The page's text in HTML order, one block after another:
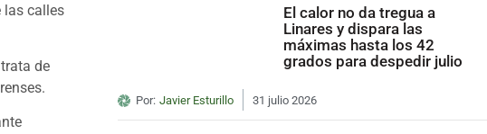
las calles
de
El calor no da tregua a
Linares y dispara las
máximas hasta los 42
grados para despedir julio
Por: Javier Esturillo 31 julio 2026